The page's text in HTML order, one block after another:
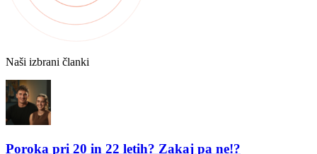
Naši izbrani članki
Poroka pri 20 in 22 letih? Zakaj pa ne!?